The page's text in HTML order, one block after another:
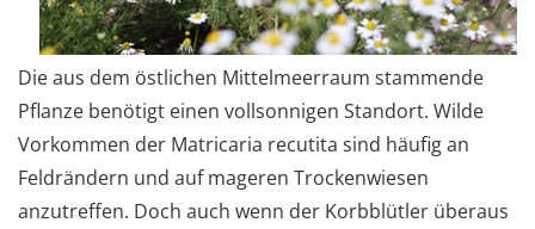
Die aus dem östlichen Mittelmeerraum stammende
Pflanze benötigt einen vollsonnigen Standort. Wilde
Vorkommen der Matricaria recutita sind häufig an
Feldrändern und auf mageren Trockenwiesen
anzutreffen. Doch auch wenn der Korbblütler überaus